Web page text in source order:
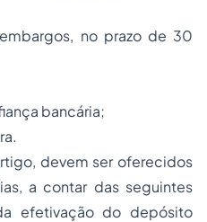
no prazo de 30
bancária;
devem ser oferecidos
a contar das seguintes
efetivação do depósito